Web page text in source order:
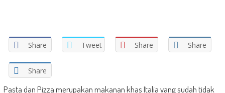
Share Tweet Share Share
Share
Pasta dan Pizza merupakan makanan khas Italia yang sudah tidak